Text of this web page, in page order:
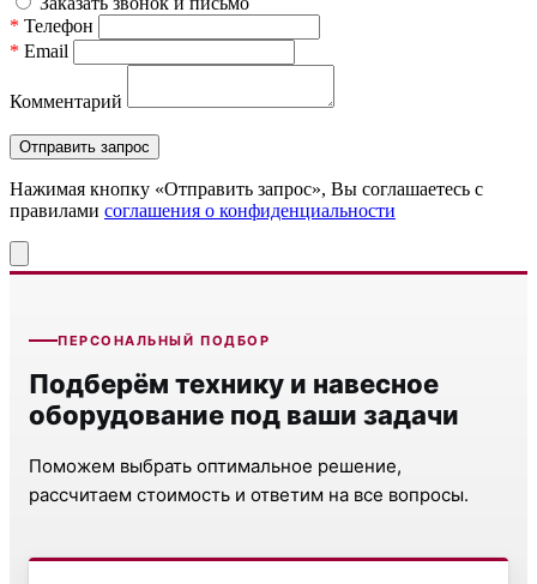
* Телефон
* Email
Комментарий
Нажимая кнопку «Отправить запрос», Вы соглашаетесь c
правилами соглашения о конфиденциальности
ПЕРСОНАЛЬНЫЙ ПОДБОР
Подберём технику и навесное
оборудование под ваши задачи
Поможем выбрать оптимальное решение,
рассчитаем стоимость и ответим на все вопросы.